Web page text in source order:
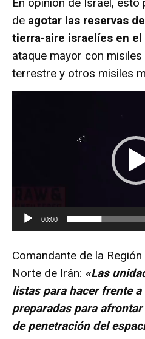
de agotar las reservas
tierra-aire israelíes en el
ataque mayor con
terrestre y otros misiles
o
r
e
v
í
d
00:00
Comandante de la
Norte de Irán: «Las
listas para hacer frente
preparadas para
de penetración del